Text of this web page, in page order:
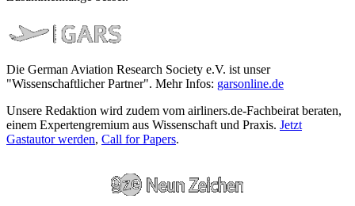
Die German Aviation Research Society e.V. ist unser
"Wissenschaftlicher Partner". Mehr Infos: garsonline.de
Unsere Redaktion wird zudem vom airliners.de-Fachbeirat beraten,
einem Expertengremium aus Wissenschaft und Praxis. Jetzt
Gastautor werden, Call for Papers.